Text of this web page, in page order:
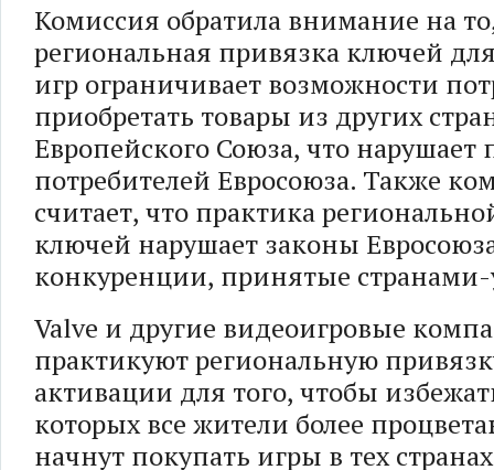
Комиссия обратила внимание на
региональная привязка ключей
игр ограничивает возможности
приобретать товары из других
Европейского Союза, что нарушает
потребителей Евросоюза. Также
считает, что практика
ключей нарушает законы
конкуренции, принятые
Valve и другие видеоигровые
практикуют региональную
активации для того, чтобы
которых все жители более
начнут покупать игры в тех